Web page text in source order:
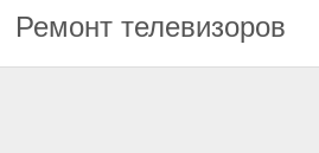
Ремонт телевизоров